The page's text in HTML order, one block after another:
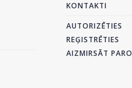
KONTAKTI
AUTORIZĒTIES
REĢISTRĒTIES
AIZMIRSĀT